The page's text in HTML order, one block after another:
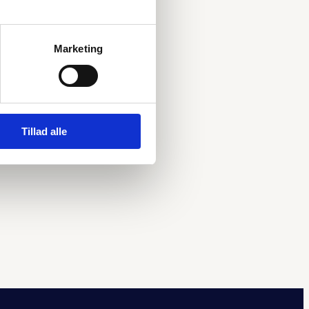
Marketing
Tillad alle